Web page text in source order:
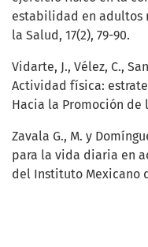
estabilidad en adultos
la Salud, 17(2), 79-90.
Vidarte, J., Vélez, C.,
Actividad física:
Hacia la Promoción de
Zavala G., M. y
para la vida diaria en
del Instituto Mexicano